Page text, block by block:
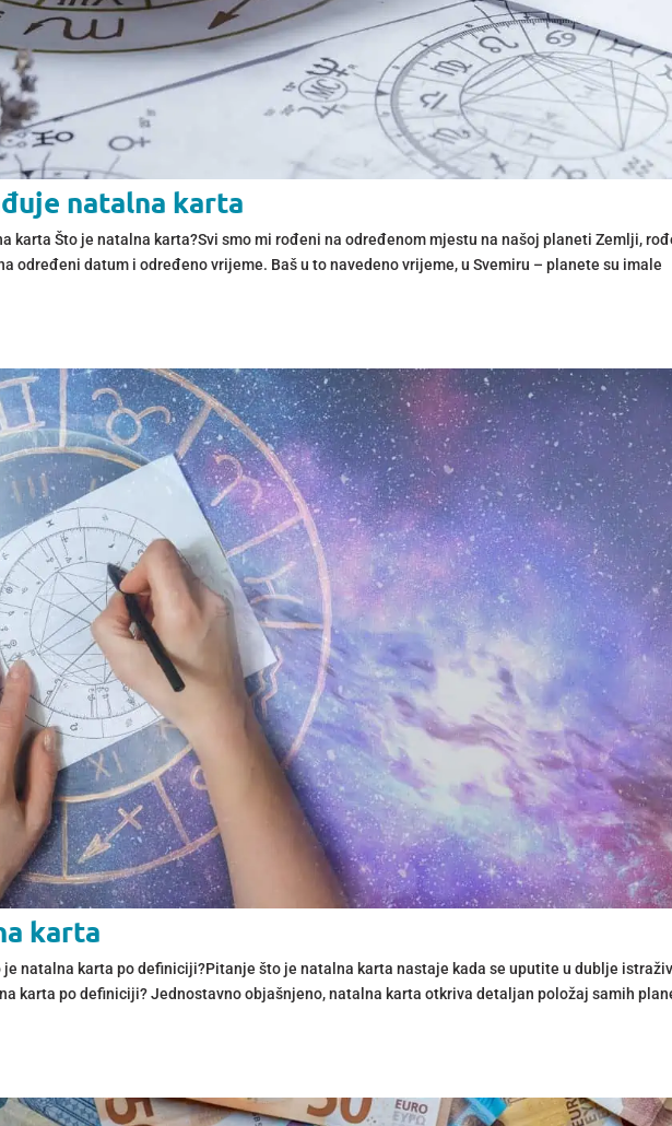
natalna karta
karta Što je natalna karta?Svi smo mi rođeni na određenom mjestu na našoj planeti Zemlji,
određeni datum i određeno vrijeme. Baš u to navedeno vrijeme, u Svemiru – planete su imale
karta
je natalna karta po definiciji?Pitanje što je natalna karta nastaje kada se uputite u dublje
karta po definiciji? Jednostavno objašnjeno, natalna karta otkriva detaljan položaj samih